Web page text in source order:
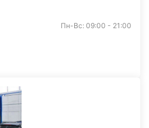
Пн-Вс: 09:00 - 21:00